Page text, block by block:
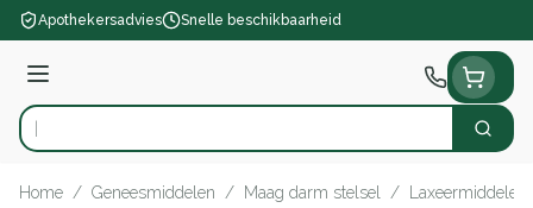
Ga naar de inhoud
Apothekersadvies Snelle beschikbaarheid
Menu
Product, merk, categorie... Zoek
Home / Geneesmiddelen / Maag darm stelsel / Laxeermiddelen